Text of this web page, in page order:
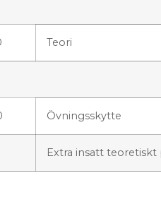
Teori
Övningsskytte
Extra insatt teoretiskt